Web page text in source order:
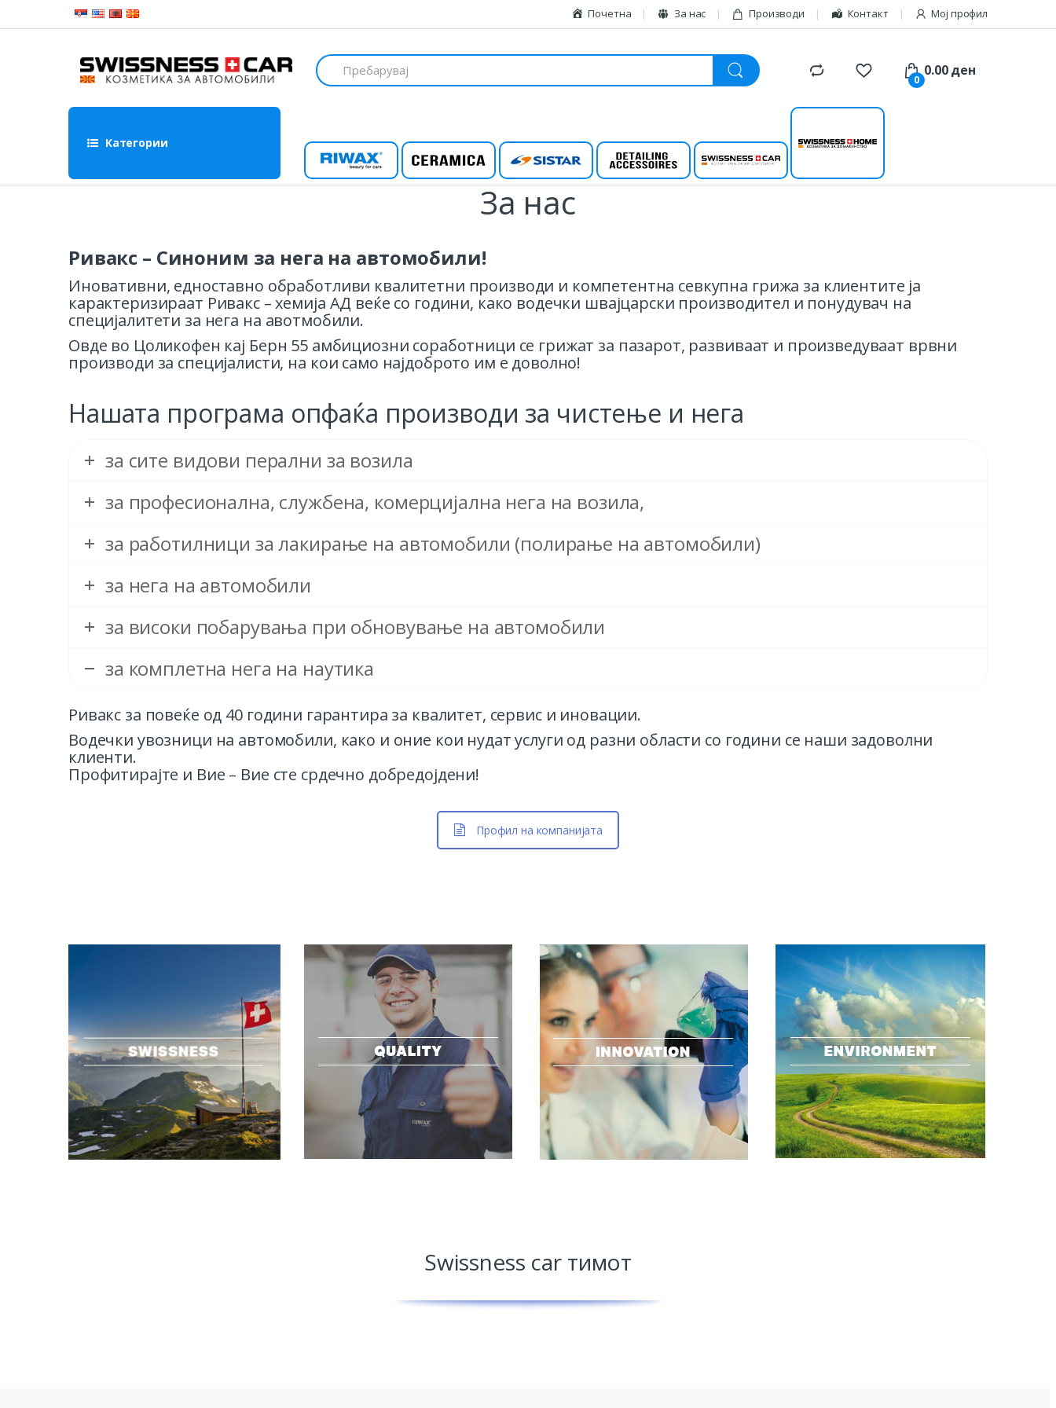
Skip to navigation
Skip to content Почетна За нас Производи Контакт Мој профил
S
e
a
f
o
:
0
0.00ден
Категории
Riwax
Ceramica Sistar Detailing Swissness car
За нас
Ривакс – Синоним за нега на автомобили!
Иновативни, едноставно обработливи квалитетни производи и компетентна севкупна грижа за клиентите ја
карактеризираат Ривакс – хемија АД веќе со години, како водечки швајцарски производител и понудувач на
специјалитети за нега на авотмобили.
Овде во Цоликофен кај Берн 55 амбициозни соработници се грижат за пазарот, развиваaт и произведуваат врвни
производи за специјалисти, на кои само најдоброто им е доволно!
Нашата програма опфаќа производи за чистење и нега
за сите видови перални за возила
за професионална, службена, комерцијална нега на возила,
за работилници за лакирање на автомобили (полирање на автомобили)
за нега на автомобили
за високи побарувања при обновување на автомобили
за комплетна нега на наутика
Ривакс за повеќе од 40 години гарантира за квалитет, сервис и иновации.
Водечки увозници на автомобили, како и оние кои нудат услуги од разни области со години се наши задоволни
клиенти.
Профитирајте и Вие – Вие сте срдечно добредојдени!
Профил на компанијата
Swissness car тимот